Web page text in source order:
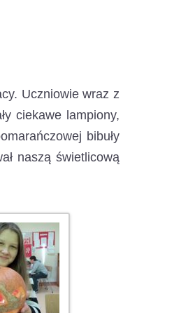
Uczniowie wraz z
ciekawe lampiony,
bibuły
naszą świetlicową